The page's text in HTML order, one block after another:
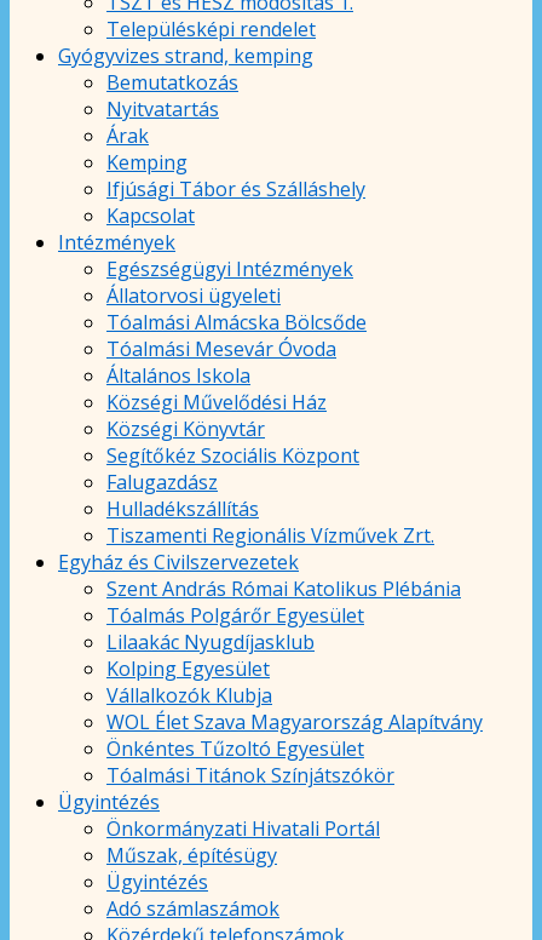
Településképi rendelet
Gyógyvizes strand, kemping
Bemutatkozás
Nyitvatartás
Árak
Kemping
Ifjúsági Tábor és Szálláshely
Kapcsolat
Intézmények
Egészségügyi Intézmények
Állatorvosi ügyeleti
Tóalmási Almácska Bölcsőde
Tóalmási Mesevár Óvoda
Általános Iskola
Községi Művelődési Ház
Községi Könyvtár
Segítőkéz Szociális Központ
Falugazdász
Hulladékszállítás
Tiszamenti Regionális Vízművek Zrt.
Egyház és Civilszervezetek
Szent András Római Katolikus Plébánia
Tóalmás Polgárőr Egyesület
Lilaakác Nyugdíjasklub
Kolping Egyesület
Vállalkozók Klubja
WOL Élet Szava Magyarország Alapítvány
Önkéntes Tűzoltó Egyesület
Tóalmási Titánok Színjátszókör
Ügyintézés
Önkormányzati Hivatali Portál
Műszak, építésügy
Ügyintézés
Adó számlaszámok